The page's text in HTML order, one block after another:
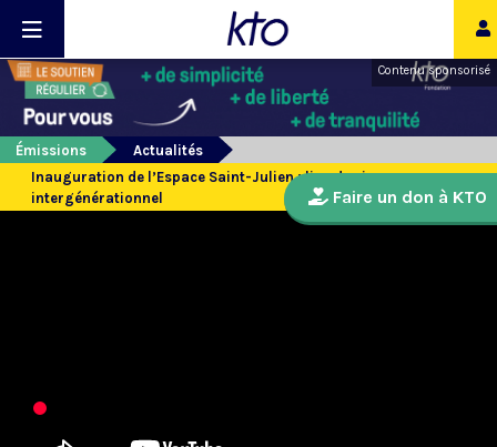
Contenu sponsorisé
Émissions
Actualités
Inauguration de l’Espace Saint-Julien : lieu de vie
intergénérationnel
Faire un don à KTO